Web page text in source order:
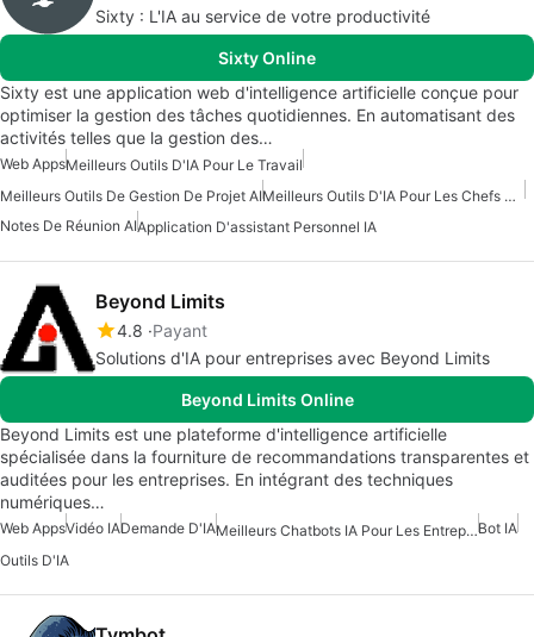
Sixty : L'IA au service de votre productivité
Sixty Online
Sixty est une application web d'intelligence artificielle conçue pour
optimiser la gestion des tâches quotidiennes. En automatisant des
activités telles que la gestion des…
Web AppsMeilleurs Outils D'IA Pour Le Travail
Meilleurs Outils De Gestion De Projet AI
Meilleurs Outils D'IA Pour Les Chefs De Produit
Notes De Réunion AIApplication D'assistant Personnel IA
Beyond Limits
4.8 Payant
Solutions d'IA pour entreprises avec Beyond Limits
Beyond Limits Online
Beyond Limits est une plateforme d'intelligence artificielle
spécialisée dans la fourniture de recommandations transparentes et
auditées pour les entreprises. En intégrant des techniques
numériques…
Web AppsVidéo IADemande D'IA Meilleurs Chatbots IA Pour Les EntreprisesBot IA
Outils D'IA